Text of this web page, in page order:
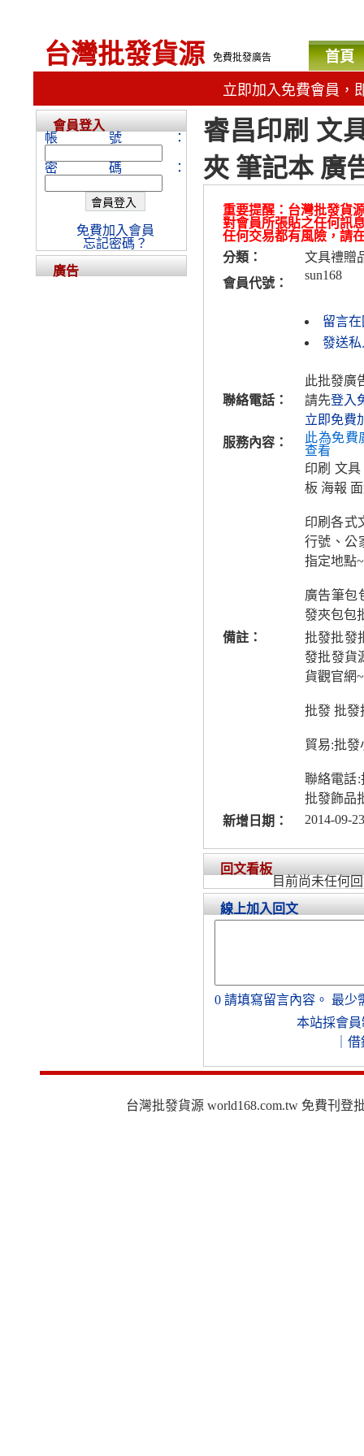
台灣批發貨源 免費批發廣告 首頁
立即加入免費會員，
睿昌印刷 文
夾 筆記本 廣
重要提醒：台灣批發貨
對會員所張貼之任何訊
任何交易都有風險，請
分類：
文具禮贈
會員代號：
sun168
留言
發送私
聯絡電話：
此批發廣
請先登入
立即免費
服務內容：
此為免費
查看
印刷 文
板 海報
印刷各式
行號、公
指定地點~
廣告筆包
發夾包包
備註：
批發批發
發批發貨
貨觀官網~
批發 批發
貿易:批
聯絡電話
批發飾品
新增日期：
2014-09-
回文看板
目前尚未任何
線上加入回文
0 請填寫留言內容。 最少
本站採會員
借
會員登入
帳號：
密碼：
免費加入會員
忘記密碼？
廣告
台灣批發貨源 world168.com.tw 免費刊登